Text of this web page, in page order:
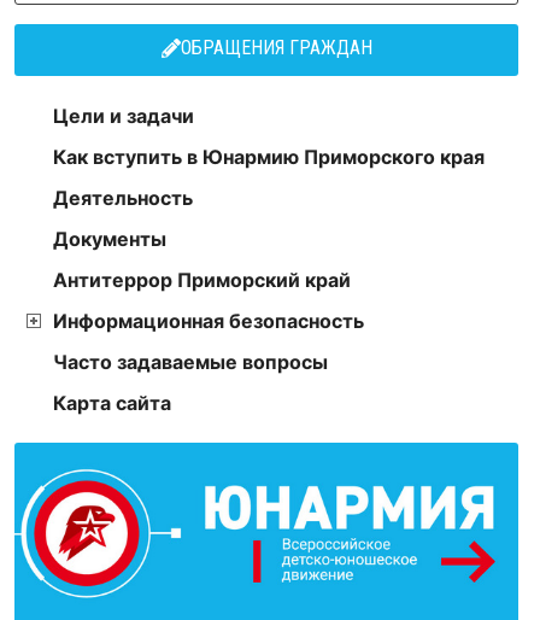
ОБРАЩЕНИЯ ГРАЖДАН
Цели и задачи
Как вступить в Юнармию Приморского края
Деятельность
Документы
Антитеррор Приморский край
Информационная безопасность
Часто задаваемые вопросы
Карта сайта